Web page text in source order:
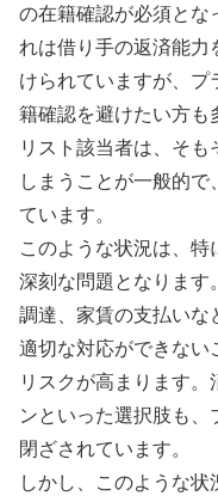
の在籍確認が必須とな
れは借り手の返済能
けられていますが、プ
籍確認を避けたい方も
リスト該当者は、そ
しまうことが一般的
ています。
このような状況は、特
深刻な問題となります
調達、家賃の支払いな
適切な対応ができない
リスクが高まります
ンといった選択肢も、
閉ざされています。
しかし、このような